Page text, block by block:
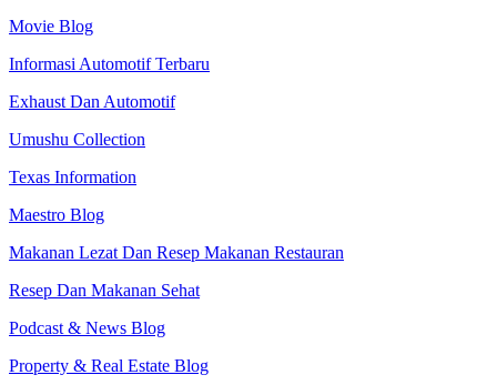
Movie Blog
Informasi Automotif Terbaru
Exhaust Dan Automotif
Umushu Collection
Texas Information
Maestro Blog
Makanan Lezat Dan Resep Makanan Restauran
Resep Dan Makanan Sehat
Podcast & News Blog
Property & Real Estate Blog